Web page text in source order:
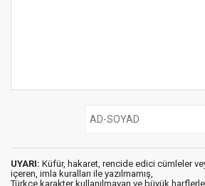
UYARI: Küfür, hakaret, rencide edici cümleler
içeren, imla kuralları ile yazılmamış,
Türkçe karakter kullanılmayan ve büyük